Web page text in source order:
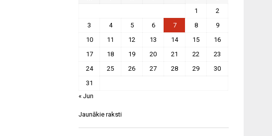
1
2
3
4 5 6 7 8
9
10
11 12 13 14 15
16
17
18 19 20 21 22
23
24
25 26 27 28 29
30
31
« Jun
Jaunākie raksti